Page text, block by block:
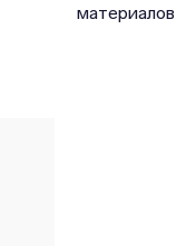
материалов